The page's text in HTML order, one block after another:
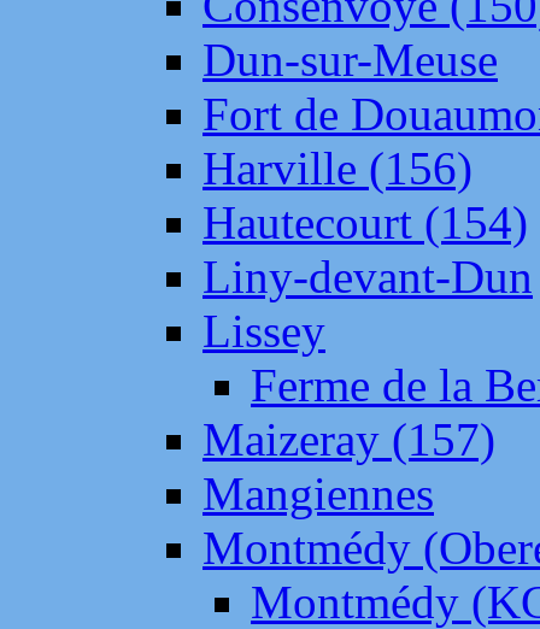
Dun-sur-Meuse
Fort de
Harville (156)
Hautecourt (154)
Liny-devant-Dun
Lissey
Ferme de la
Maizeray (157)
Mangiennes
Montmédy
Montmédy